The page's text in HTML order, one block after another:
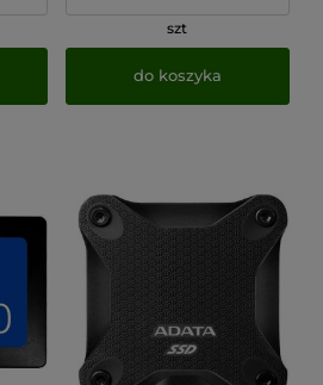
szt
do koszyka